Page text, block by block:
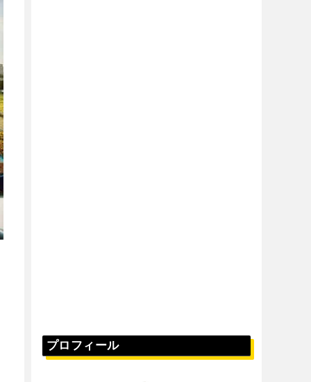
プロフィール